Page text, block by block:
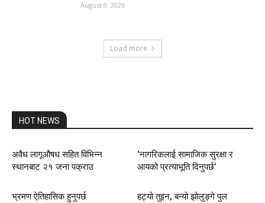
August 9, 2026
Load more
HOT NEWS
अवैध लागूऔषध सहित विभिन्न
स्थानबाट २१ जना पक्राउ
‘नागरिकलाई सामाजिक सुरक्षा र
आयको प्रत्याभूति दिनुपर्छ’
भ्रमण ऐतिहासिक हुनुपर्छ हट्यो तुइन, बन्यो झोलुङ्गे पुल